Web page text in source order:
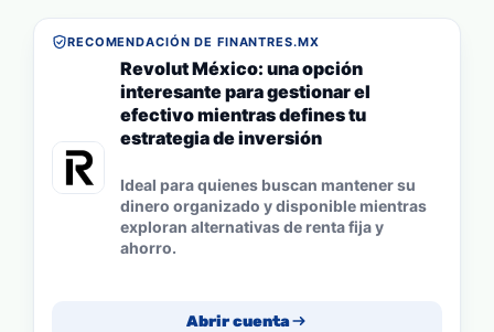
RECOMENDACIÓN DE FINANTRES.MX
Revolut México: una opción
interesante para gestionar el
efectivo mientras defines tu
estrategia de inversión
Ideal para quienes buscan mantener su
dinero organizado y disponible mientras
exploran alternativas de renta fija y
ahorro.
Abrir cuenta